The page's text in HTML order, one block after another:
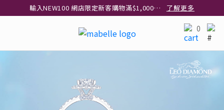
輸入NEW100 網店限定新客購物滿$1,000減$100
了解更多
指定純銀動物耳環2件享7折
全港任何MaBelle門市自取貨
0